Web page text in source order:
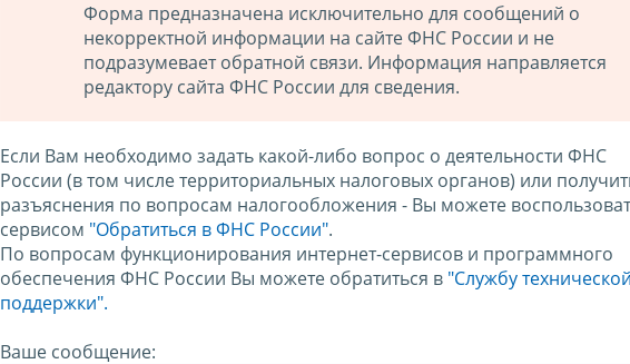
Форма предназначена исключительно для сообщений о
некорректной информации на сайте ФНС России и не
подразумевает обратной связи. Информация направляется
редактору сайта ФНС России для сведения.
Если Вам необходимо задать какой-либо вопрос о деятельности ФНС
России (в том числе территориальных налоговых органов) или
разъяснения по вопросам налогообложения - Вы можете
сервисом "Обратиться в ФНС России".
По вопросам функционирования интернет-сервисов и программного
обеспечения ФНС России Вы можете обратиться в "Службу технической
поддержки".
Ваше сообщение: